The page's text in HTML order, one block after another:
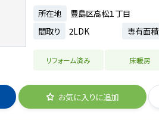
所在地
豊島区高松１丁目
間取り
2LDK 専有面積
リフォーム済み 床暖房
お気に入りに追加